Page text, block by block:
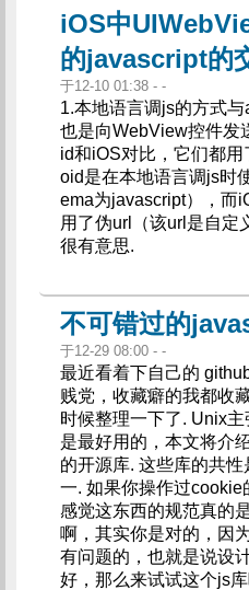
iOS中
的javascript的
于12-10 01:38 - -
1.本地语言调js的方式与
也是向WebView控件发
id和iOS对比，它们都
oid是在本地语言调js时
ema为javascript），而
用了伪url（该url是自定
很有意思.
不可错过的
于12-29 08:00 - -
最近看着下自己的
贱党，收藏癖的我都收
时候整理一下了. Unix
是最好用的，本文将介
的开源库. 这些库的共
一. 如果你操作过cookie
感觉这东西的规范真的
啊，其实你是对的，因
有问题的，也就是说设
好，那么来试试这个js